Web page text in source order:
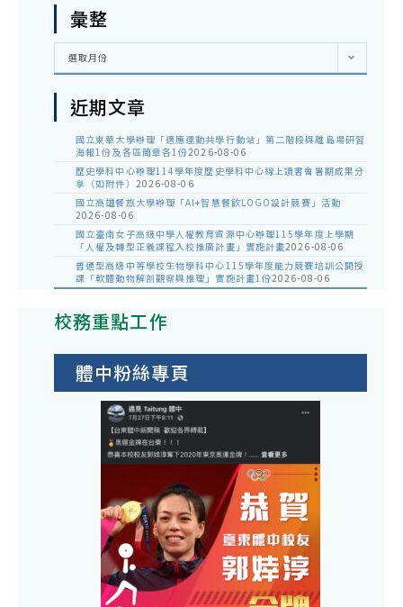
彙整
彙
選取月份
近期文章
國立東華大學辦理「適應運動共學行動站」第二階段與離島場研習
海報1份及各區簡章各1份2026-08-06
歷史學科中心辦理114學年度歷史學科中心線上讀書會暑期成果分
享（如附件） 2026-08-06
國立高雄餐旅大學辦理「AI+智慧餐飲LOGO設計競賽」活動
2026-08-06
國立臺南女子高級中學人權教育資源中心辦理115學年度上學期
「人權及轉型正義課程入校推廣計畫」實施計畫2026-08-06
普通型高級中等學校生物學科中心115學年度能力競賽培訓公開授
課「軟體動物解剖觀察與推理」實施計畫1份2026-08-06
校務重點工作
體中粉絲專頁